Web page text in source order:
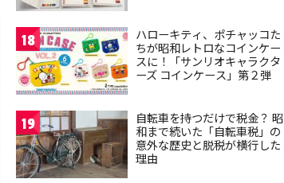
18
ハローキティ、ポチャッコた
ちが昭和レトロなコインケー
スに！「サンリオキャラクタ
ーズ コインケース」第２弾
19
自転車を持つだけで税金？ 昭
和まで続いた「自転車税」の
意外な歴史と脱税が横行した
理由